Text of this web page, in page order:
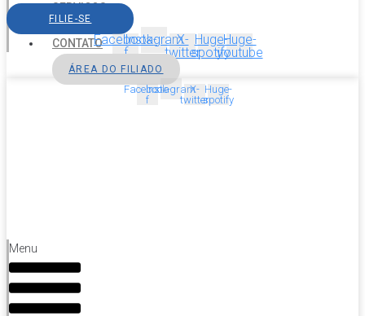
SERVIÇOS
AGENDA
CONTATO
FILIE-SE
Facebook-
f
InstagramX-
twitter
Huge-
spotify
Huge-
youtube
ÁREA DO FILIADO
Facebook-
f
InstagramX-
twitter
Huge-
spotify
Menu